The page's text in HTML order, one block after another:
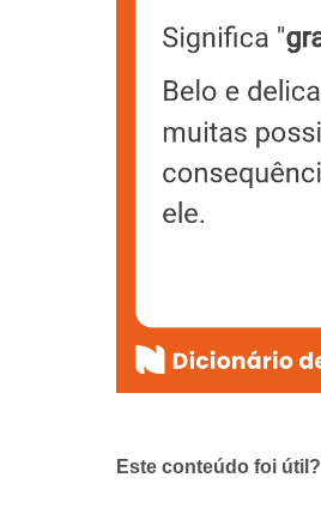
Este conteúdo foi útil?